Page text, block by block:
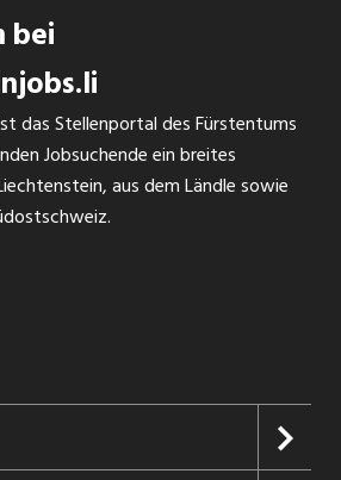
bei
das Stellenportal des Fürstentums
Jobsuchende ein breites
aus dem Ländle sowie